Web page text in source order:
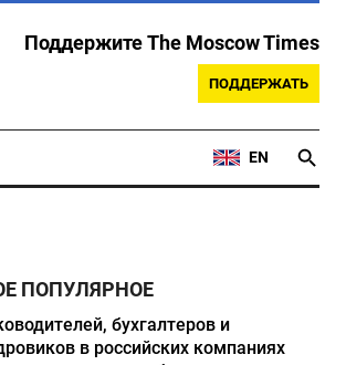
Поддержите The Moscow Times
ПОДДЕРЖАТЬ
EN
ПОПУЛЯРНОЕ
бухгалтеров и
в российских компаниях